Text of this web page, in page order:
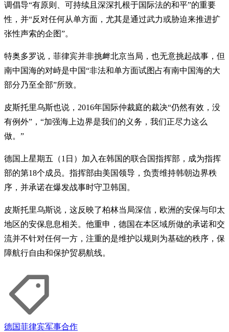
调倡导“有原则、可持续且深深扎根于国际法的和平”的重要
性，并“反对任何从单方面，尤其是通过武力或胁迫来推进扩
张性声索的企图”。
特奥多罗说，菲律宾并非挑衅北京当局，也无意挑起战事，但
南中国海的对峙是中国“非法和单方面试图占有南中国海的大
部分乃至全部”所致。
皮斯托里乌斯也说，2016年国际仲裁庭的裁决“仍然有效，没
有例外”，“加强海上边界是我们的义务，我们正尽力这么
做。”
德国上星期五（1日）加入在韩国的联合国指挥部，成为指挥
部的第18个成员。指挥部由美国领导，负责维持韩朝边界秩
序，并承诺在爆发战事时守卫韩国。
皮斯托里乌斯说，这反映了柏林当局深信，欧洲的安保与印太
地区的安保息息相关。他重申，德国在本区域所做的承诺和交
流并不针对任何一方，注重的是维护以规则为基础的秩序，保
障航行自由和保护贸易航线。
德国菲律宾军事合作